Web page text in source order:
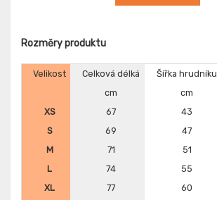
Rozměry produktu
Velikost Celková délká Šířka hrudníku
cm
cm
XS
67 43
S
69 47
M
71 51
L
74 55
XL
77 60